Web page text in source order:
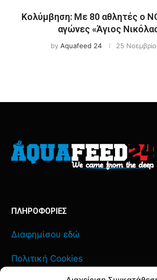
Κολύμβηση: Με 80 αθλητές ο
αγώνες «Άγιος
by Aquafeed 24 25
ΠΛΗΡΟΦΟΡΙΕΣ
Διαφημίσου εδώ
Πολιτική Cookies